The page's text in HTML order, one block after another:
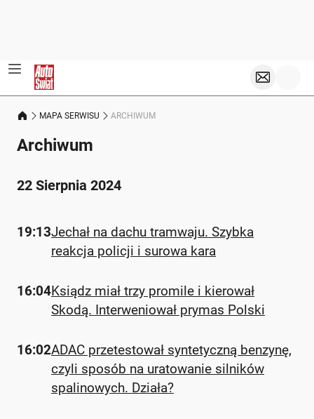
MAPA SERWISU ARCHIWUM
Archiwum
22 Sierpnia 2024
19:13Jechał na dachu tramwaju. Szybka
reakcja policji i surowa kara
16:04Ksiądz miał trzy promile i kierował
Skodą. Interweniował prymas Polski
16:02ADAC przetestował syntetyczną benzynę,
czyli sposób na uratowanie silników
spalinowych. Działa?